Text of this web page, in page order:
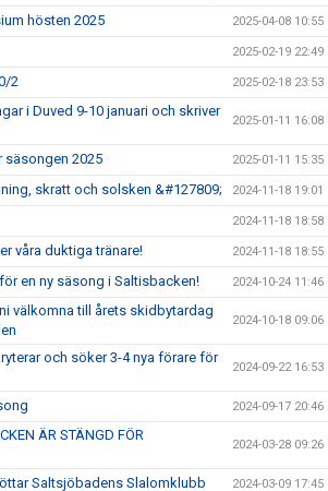
hösten 2025 2025-04-08 10:55
2025-02-19 22:49
2 2025-02-18 23:53
i Duved 9-10 januari och skriver
2025-01-11 16:08
säsongen 2025 2025-01-11 15:35
skratt och solsken &#127809; 2024-11-18 19:01
2024-11-18 18:58
våra duktiga tränare! 2024-11-18 18:55
en ny säsong i Saltisbacken! 2024-10-24 11:46
välkomna till årets skidbytardag
2024-10-18 09:06
och söker 3-4 nya förare för
2024-09-22 16:53
2024-09-17 20:46
ÄR STÄNGD FÖR
2024-03-28 09:26
Saltsjöbadens Slalomklubb 2024-03-09 17:45